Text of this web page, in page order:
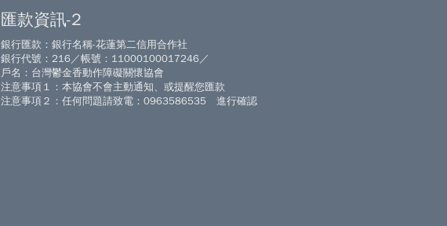
匯款資訊-2
銀行匯款：銀行名稱-花蓮第二信用合作社
銀行代號：216／帳號：11000100017246／
戶名：台灣鬱金香動作障礙關懷協會
注意事項１：本協會不會主動通知、或提醒您匯款
注意事項２：任何問題請致電：0963586535 進行確認